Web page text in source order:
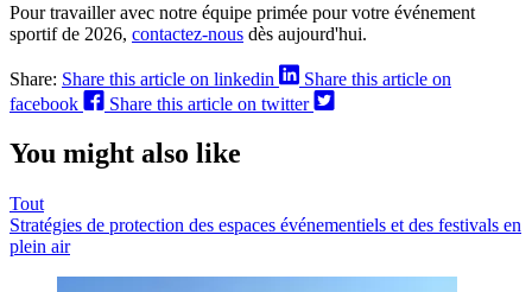
Pour travailler avec notre équipe primée pour votre événement
sportif de 2026, contactez-nous dès aujourd'hui.
Share: Share this article on linkedin
Share this article on
facebook
Share this article on twitter
You might also like
Tout
Stratégies de protection des espaces événementiels et des festivals en
plein air